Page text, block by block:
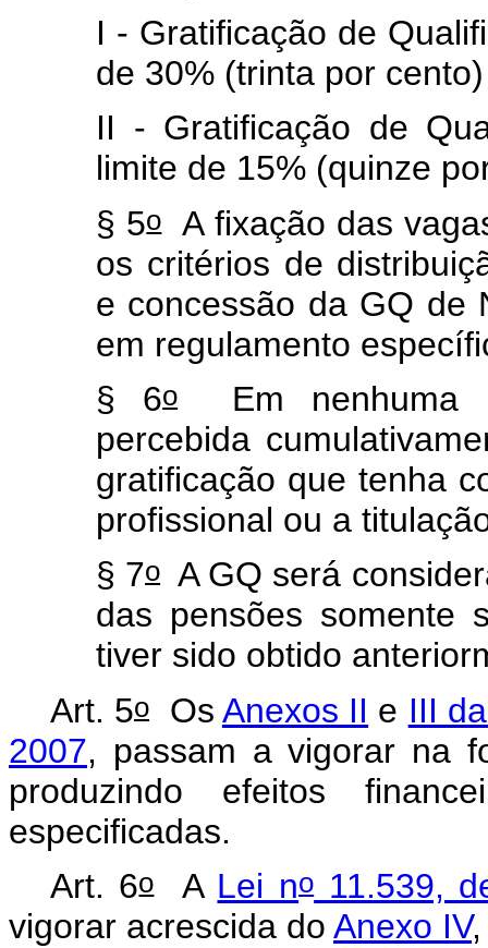
I - Gratificação de
de 30% (trinta por
II - Gratificação de
limite de 15% (quinze
§ 5oA fixação das
os critérios de
e concessão da GQ de
em regulamento
§ 6oEm nenhuma
percebida
gratificação que tenha
profissional ou a
§ 7oA GQ será
das pensões somente
tiver sido obtido
Art. 5o Os Anexos II e III
2007, passam a vigorar na
produzindo efeitos
especificadas.
Art. 6oA Lei no11.539,
vigorar acrescida do Anexo IV